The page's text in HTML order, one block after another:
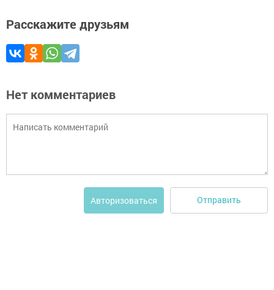
Расскажите друзьям
Нет комментариев
Авторизоваться Отправить